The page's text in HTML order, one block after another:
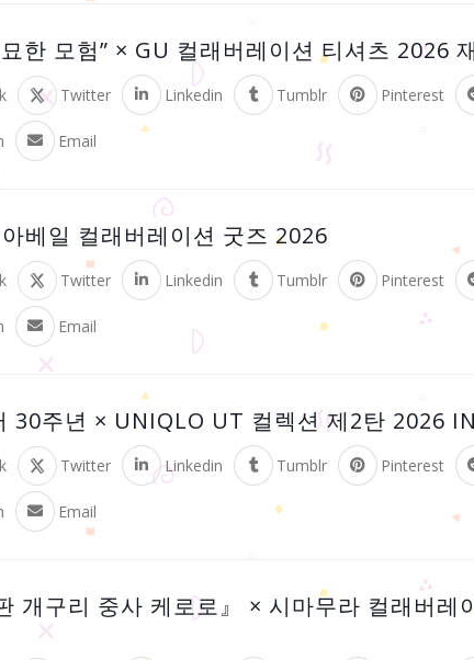
한 모험” × GU 컬래버레이션 티셔츠 2026
Twitter Linkedin Tumblr Pinterest
Email
베일 컬래버레이션 굿즈 2026
Twitter Linkedin Tumblr Pinterest
Email
30주년 × UNIQLO UT 컬렉션 제2탄 2026
Twitter Linkedin Tumblr Pinterest
Email
개구리 중사 케로로』 × 시마무라 컬래버